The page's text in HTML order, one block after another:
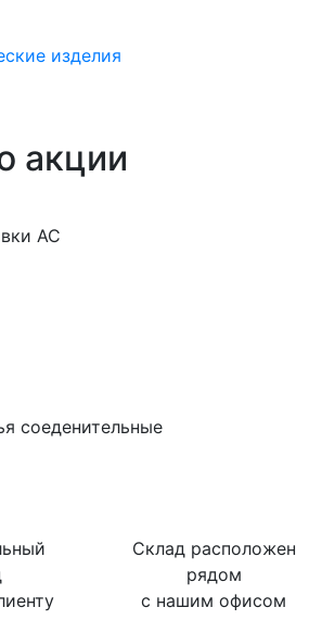
изделия
акции
АС
соеденительные
Склад расположен
рядом
с нашим офисом